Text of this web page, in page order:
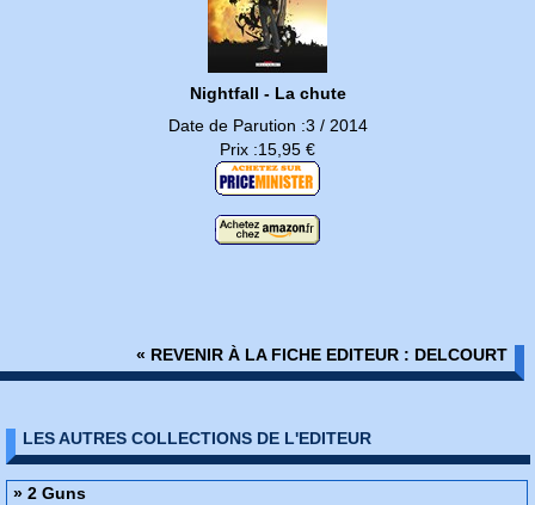
Nightfall - La chute
Date de Parution :3 / 2014
Prix :15,95 €
« REVENIR À LA FICHE EDITEUR : DELCOURT
LES AUTRES COLLECTIONS DE L'EDITEUR
» 2 Guns